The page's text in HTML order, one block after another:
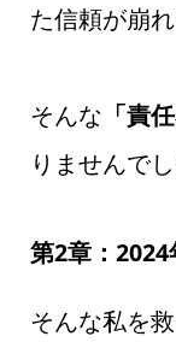
た信頼が崩れ
そんな 「責
りませんでし
第2章：
そんな私を